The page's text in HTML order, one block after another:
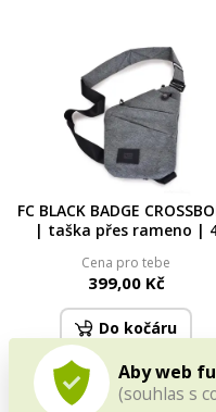
Aby web
(souhlas s
FC BLACK BADGE
| taška přes rameno |
nastavitelný popruh
Cena pro tebe
399,00 Kč
Do kočáru
Skladem